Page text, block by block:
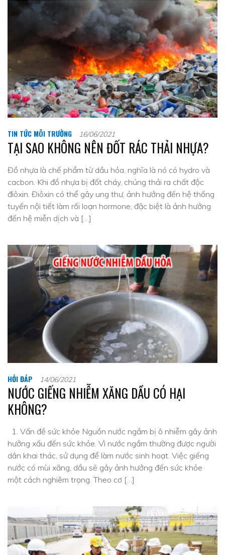
TIN TỨC MÔI TRƯỜNG 16/06/2021
TẠI SAO KHÔNG NÊN ĐỐT RÁC THẢI NHỰA?
Đồ nhựa là chế phẩm từ dầu hỏa, nghĩa là nó có hydro và
cacbon. Khi đồ nhựa bị đốt cháy, chúng thải ra chất độc
điôxin. Điôxin có thể gây ung thư, ảnh hưởng đến hệ thống
tuyến nội tiết làm rối loạn hormone, đặc biệt là ảnh hưởng
đến hệ miễn dịch và […]
HỎI ĐÁP 14/06/2021
NƯỚC GIẾNG NHIỄM XĂNG DẦU CÓ HẠI
KHÔNG?
1. Vấn đề sức khỏe Nguồn nước ngầm bị ô nhiễm gây ảnh
hưởng xấu đến sức khỏe. Vì nước ngầm thường được người
dân khai thác, sử dụng để làm nước sinh hoạt. Việc giếng
nước có mùi xăng, dầu sẽ gây ảnh hưởng đến sức khỏe
một cách nghiêm trọng. Theo cơ […]